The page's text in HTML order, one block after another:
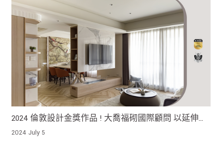
2024 倫敦設計金獎作品 ! 大喬福砌國際顧問 以延伸的
曲線換取更多空間的節奏感 以藝術的概念奠定出環境
2024 July 5